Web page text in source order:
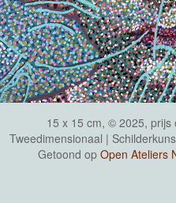
15 x 15 cm, © 2025, prijs
Tweedimensionaal |
Getoond op Open Ateliers